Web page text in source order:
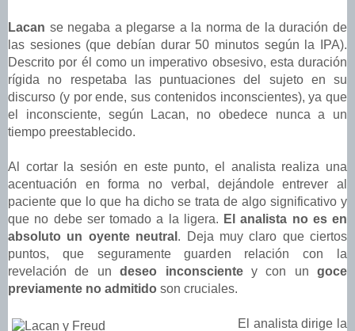
Lacan se negaba a plegarse a la norma de la duración de
las sesiones (que debían durar 50 minutos según la IPA).
Descrito por él como un imperativo obsesivo, esta duración
rígida no respetaba las puntuaciones del sujeto en su
discurso (y por ende, sus contenidos inconscientes), ya que
el inconsciente, según Lacan, no obedece nunca a un
tiempo preestablecido.
Al cortar la sesión en este punto, el analista realiza una
acentuación en forma no verbal, dejándole entrever al
paciente que lo que ha dicho se trata de algo significativo y
que no debe ser tomado a la ligera. El analista no es en
absoluto un oyente neutral . Deja muy claro que ciertos
puntos, que seguramente guarden relación con la
revelación de undeseo inconscientey con un goce
previamente no admitido son cruciales.
El analista dirige la